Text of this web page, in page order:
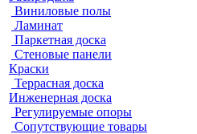
Виниловые полы
Ламинат
Паркетная доска
Стеновые панели
Краски
Террасная доска
Инженерная доска
Регулируемые опоры
Сопутствующие товары